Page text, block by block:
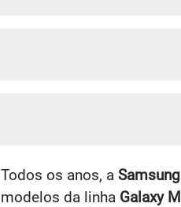
Todos os anos, a Samsung
modelos da linha Galaxy M